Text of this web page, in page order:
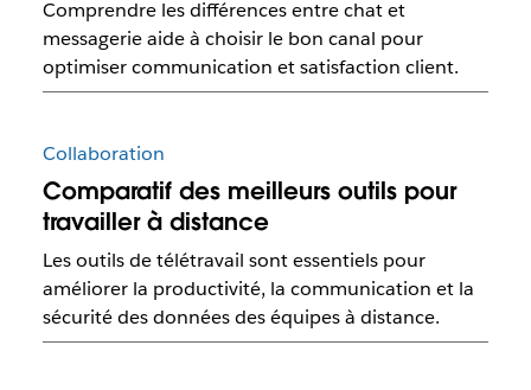
Comprendre les différences entre chat et
messagerie aide à choisir le bon canal pour
optimiser communication et satisfaction client.
Collaboration
Comparatif des meilleurs outils pour
travailler à distance
Les outils de télétravail sont essentiels pour
améliorer la productivité, la communication et la
sécurité des données des équipes à distance.